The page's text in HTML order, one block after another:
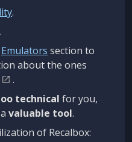
.
.
Emulators section to
about the ones
.
technical for you,
valuable tool.
of Recalbox: